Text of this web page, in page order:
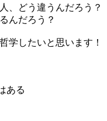
、どう違うんだろう？
んだろう？
学したいと思います！
ある